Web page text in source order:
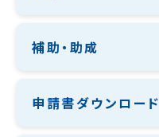
補助・助成
申請書ダウンロード